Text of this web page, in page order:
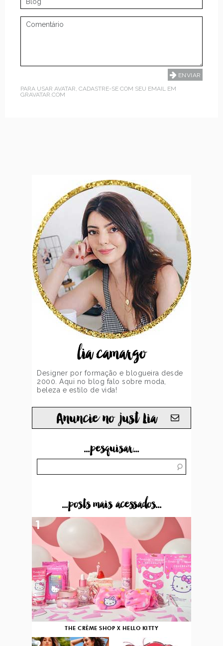
PARA USAR AVATAR, CADASTRE-SE COM SEU EMAIL EM
GRAVATAR.COM
lia camargo
Designer por formação e blogueira desde
2000. Aqui no blog falo sobre moda,
beleza e estilo de vida!
Anuncie no just Lia
...pesquisar...
...posts mais acessados...
THE CRÈME SHOP X HELLO KITTY
1